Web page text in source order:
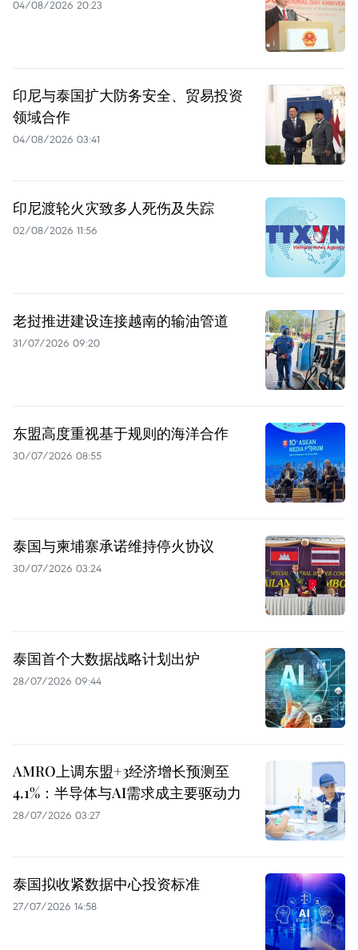
04/08/2026 20:23
印尼与泰国扩大防务安全、贸易投资
领域合作
04/08/2026 03:41
印尼渡轮火灾致多人死伤及失踪
02/08/2026 11:56
老挝推进建设连接越南的输油管道
31/07/2026 09:20
东盟高度重视基于规则的海洋合作
30/07/2026 08:55
泰国与柬埔寨承诺维持停火协议
30/07/2026 03:24
泰国首个大数据战略计划出炉
28/07/2026 09:44
AMRO上调东盟+3经济增长预测至
4.1%：半导体与AI需求成主要驱动力
28/07/2026 03:27
泰国拟收紧数据中心投资标准
27/07/2026 14:58